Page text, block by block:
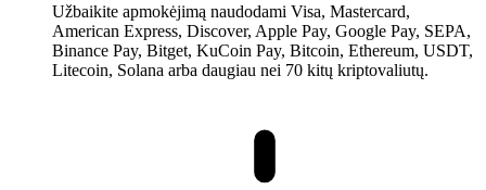
Užbaikite apmokėjimą naudodami Visa, Mastercard,
American Express, Discover, Apple Pay, Google Pay, SEPA,
Binance Pay, Bitget, KuCoin Pay, Bitcoin, Ethereum, USDT,
Litecoin, Solana arba daugiau nei 70 kitų kriptovaliutų.